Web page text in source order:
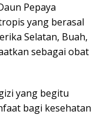
Pepaya
yang berasal
Selatan, Buah,
sebagai obat
yang begitu
bagi kesehatan